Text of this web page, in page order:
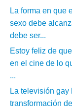
La forma en que
sexo debe
debe ser...
Estoy feliz de
en el cine de lo
...
La televisión gay
transformación